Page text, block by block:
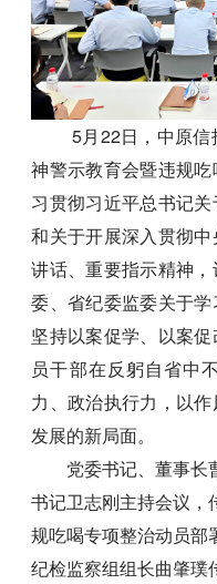
5月22日，中原
神警示教育会暨违规
习贯彻习近平总书记
和关于开展深入贯彻
讲话、重要指示精神
委、省纪委监委关于
坚持以案促学、以案
员干部在反躬自省中
力、政治执行力，以
发展的新局面。
党委书记、董事长
书记卫志刚主持会议，
规吃喝专项整治动员部
纪检监察组组长曲肇璞